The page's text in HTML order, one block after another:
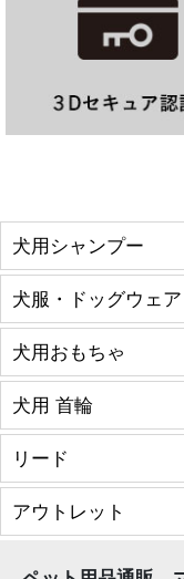
犬用シャンプー
犬服・ドッグウェア
犬用おもちゃ
犬用 首輪
リード
アウトレット